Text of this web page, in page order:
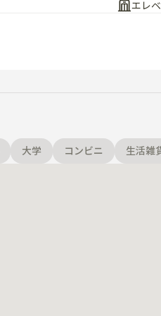
エレ
大学 コンビニ 生活雑